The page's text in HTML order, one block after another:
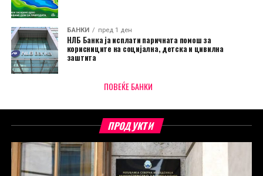
БАНКИ пред 1 ден
НЛБ Банка ја исплати паричната помош за
корисниците на социјална, детска и цивилна
заштита
ПОВЕЌЕ БАНКИ
ПРОДУКТИ